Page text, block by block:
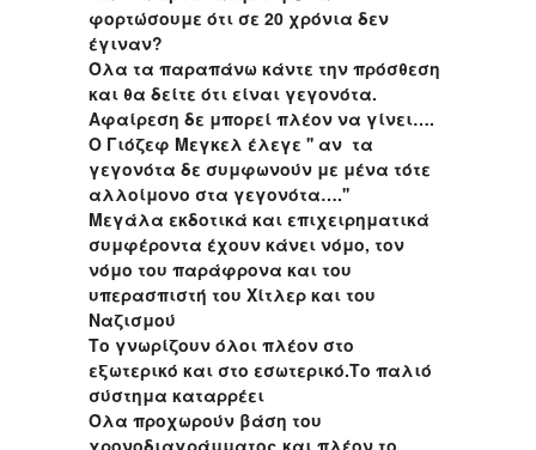
φορτώσουμε ότι σε 20 χρόνια δεν
έγιναν?
Όλα τα παραπάνω κάντε την πρόσθεση
και θα δείτε ότι είναι γεγονότα.
Αφαίρεση δε μπορεί πλέον να γίνει….
Ο Γιόζεφ Μεγκελ έλεγε '' αν τα
γεγονότα δε συμφωνούν με μένα τότε
αλλοίμονο στα γεγονότα….''
Μεγάλα εκδοτικά και επιχειρηματικά
συμφέροντα έχουν κάνει νόμο, τον
νόμο του παράφρονα και του
υπερασπιστή του Χίτλερ και του
Ναζισμού
Το γνωρίζουν όλοι πλέον στο
εξωτερικό και στο εσωτερικό.Το παλιό
σύστημα καταρρέει
Όλα προχωρούν βάση του
χρονοδιαγράμματος και πλέον το